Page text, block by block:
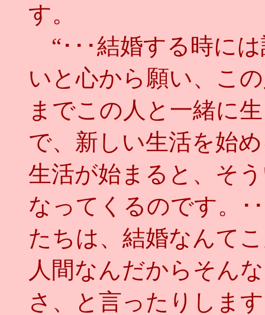
す。
“･･･結婚する時に
いと心から願い、こ
までこの人と一緒に
で、新しい生活を始
生活が始まると、そ
なってくるのです。･
たちは、結婚なんて
人間なんだからそん
さ、と言ったりしま